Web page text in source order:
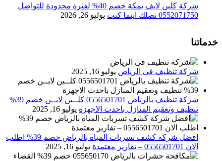
شركة كلين لايف بمكة خصم 40% لفترة محدودة للتواصل
0552071750 نصلك اينما كنت
يوليو 26, 2026
خدماتنا
شركة تنظيف فى الرياض يوليو 16, 2025
شركة تنظيف بالرياض 0556501701 كلــين لايــن خصم 39%
تنظيف وتعقيم المنازل باحدث الاجهزة يوليو 16, 2025
افضل شركة كشف تسربات المياه بالرياض خصم 39% اطلب
الان 0556501701‬‏ – تقارير معتمدة
يوليو 16, 2025